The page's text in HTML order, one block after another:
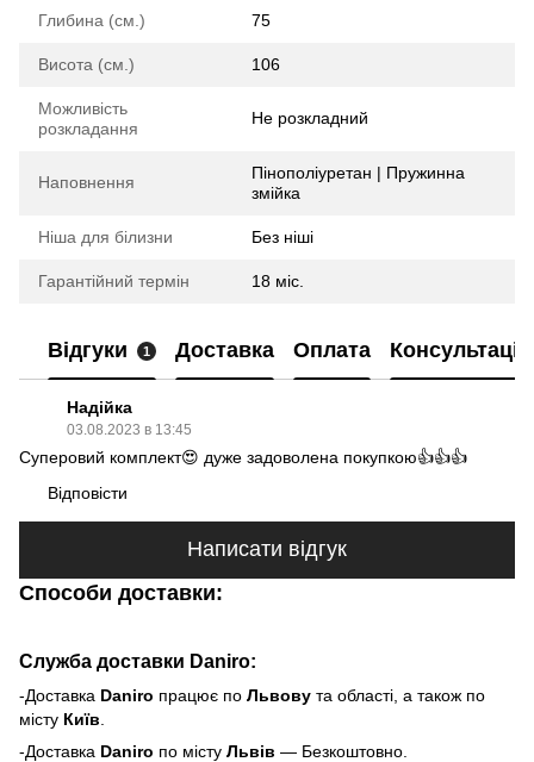
Глибина (см.) 75
Висота (см.) 106
Можливість
розкладання
Не розкладний
Наповнення
Пінополіуретан | Пружинна
змійка
Ніша для білизни Без ніші
Гарантійний термін 18 міс.
Відгуки 1 Доставка Оплата Консультація
Надійка
03.08.2023 в 13:45
Суперовий комплект😍 дуже задоволена покупкою👍👍👍
Відповісти
Написати відгук
Способи доставки:
Служба доставки Daniro:
-Доставка Daniro працює по Львову та області, а також по
місту Київ
-Доставка Daniro по місту Львів — Безкоштовно.